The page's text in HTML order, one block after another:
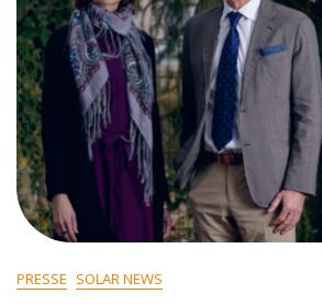
PRESSE SOLAR NEWS